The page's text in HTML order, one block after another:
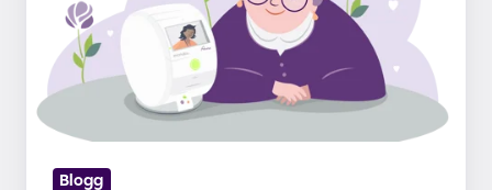
medisinering
kommuner
Blogg